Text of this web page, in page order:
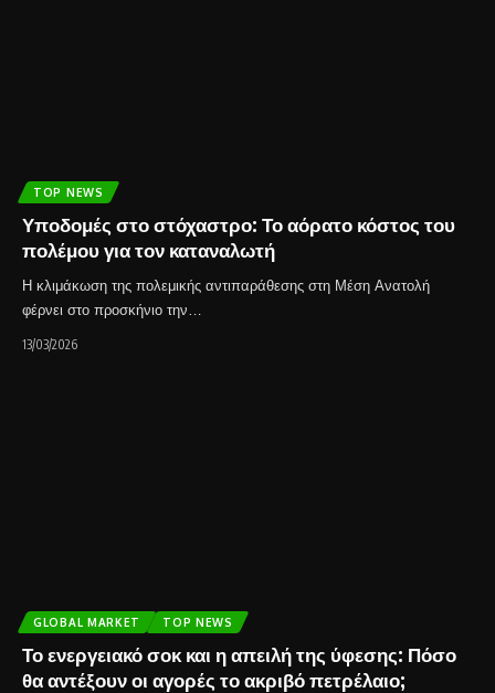
TOP NEWS
Υποδομές στο στόχαστρο: Το αόρατο κόστος του
πολέμου για τον καταναλωτή
Η κλιμάκωση της πολεμικής αντιπαράθεσης στη Μέση Ανατολή
φέρνει στο προσκήνιο την…
13/03/2026
GLOBAL MARKET TOP NEWS
Το ενεργειακό σοκ και η απειλή της ύφεσης: Πόσο
θα αντέξουν οι αγορές το ακριβό πετρέλαιο;